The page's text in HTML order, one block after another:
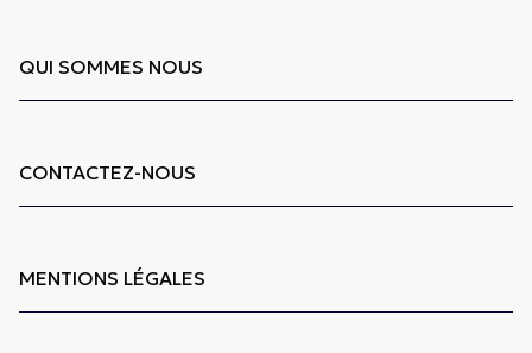
QUI SOMMES NOUS
CONTACTEZ-NOUS
MENTIONS LÉGALES